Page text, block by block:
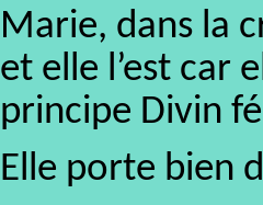
Marie, dans la
et elle l’est car
principe Divin
Elle porte bien